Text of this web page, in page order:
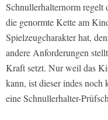
Schnullerhalternorm regelt
die genormte Kette am
Spielzeugcharakter hat,
andere Anforderungen
Kraft setzt. Nur weil das
kann, ist dieser indes
eine Schnullerhalter-